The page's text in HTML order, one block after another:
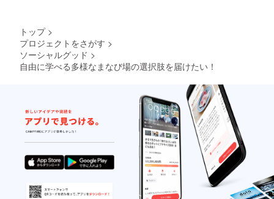
トップ >
プロジェクトをさがす >
ソーシャルグッド >
自由に学べる多様なまなび場の選択肢を届けたい！